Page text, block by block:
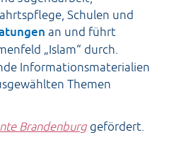
Schulen und
an und führt
„Islam“ durch.
Informationsmaterialien
Themen
Brandenburg gefördert.